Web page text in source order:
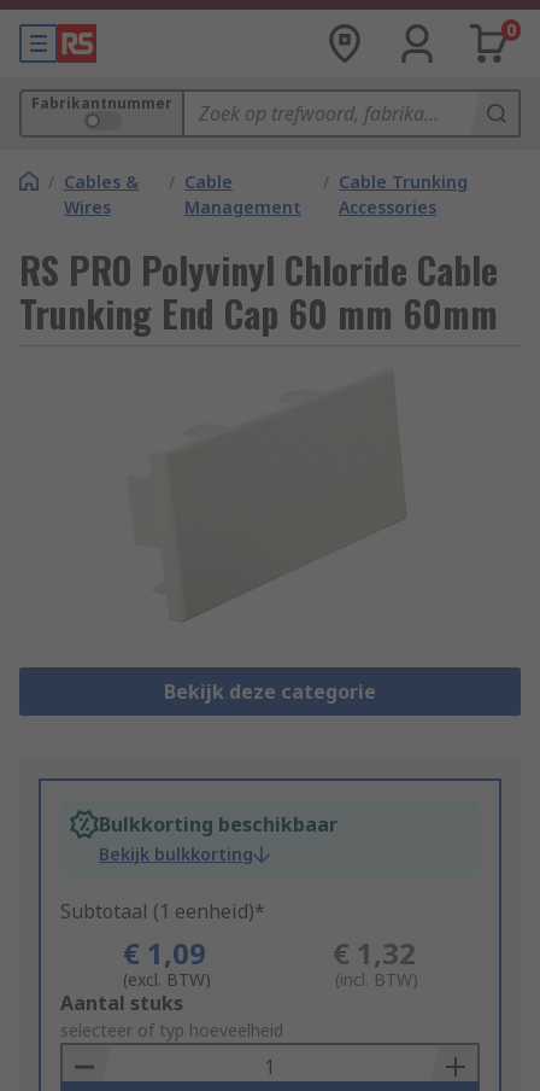
0
Fabrikantnummer
/ Cables &
Wires
/ Cable
Management
/ Cable Trunking
Accessories
RS PRO Polyvinyl Chloride Cable
Trunking End Cap 60 mm 60mm
Bekijk deze categorie
Bulkkorting beschikbaar
Bekijk bulkkorting
Subtotaal (1 eenheid)*
€ 1,09
(excl. BTW)
€ 1,32
(incl. BTW)
Add
to
Basket
Aantal stuks
selecteer of typ hoeveelheid